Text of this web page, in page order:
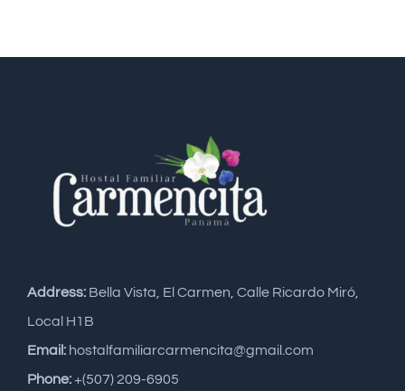
Address: Bella Vista, El Carmen, Calle Ricardo Miró,
Local H1B
Email: hostalfamiliarcarmencita@gmail.com
Phone:+(507) 209-6905